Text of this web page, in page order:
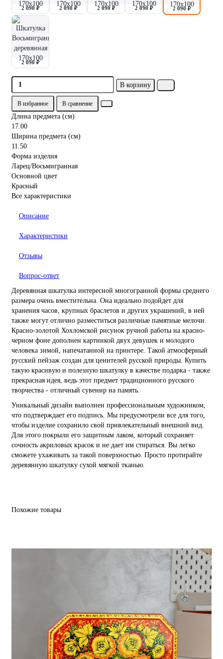
2 090 ₽ 2 090 ₽ 2 090 ₽ 2 090 ₽ 2 090 ₽
2 090 ₽
В корзину
В избранное В сравнение
Длина предмета (см)
17.00
Ширина предмета (см)
11.50
Форма изделия
Ларец/Восьмигранная
Основной цвет
Красный
Все характеристики
Описание
Характеристики
Отзывы
Вопрос-ответ
Деревянная шкатулка интересной многогранной формы среднего
размера очень вместительна. Она идеально подойдет для
хранения часов, крупных браслетов и других украшений, в ней
также могут отлично разместиться различные памятные мелочи.
Красно-золотой Хохломской рисунок ручной работы на красно-
черном фоне дополнен картинкой двух девушек и молодого
человека зимой, напечатанной на принтере. Такой атмосферный
русский пейзаж создан для ценителей русской природы. Купить
такую красивую и полезную шкатулку в качестве подарка - также
прекрасная идея, ведь этот предмет традиционного русского
творчества - отличный сувенир на память.
Уникальный дизайн выполнен профессиональным художником,
что подтверждает его подпись. Мы предусмотрели все для того,
чтобы изделие сохранило свой привлекательный внешний вид.
Для этого покрыли его защитным лаком, который сохраняет
сочность акриловых красок и не дает им стираться. Вы легко
сможете ухаживать за такой поверхностью. Просто протирайте
деревянную шкатулку сухой мягкой тканью.
Похожие товары